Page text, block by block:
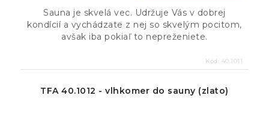
Sauna je skvelá vec. Udržuje Vás v dobrej
kondícií a vychádzate z nej so skvelým pocitom,
avšak iba pokiaľ to nepreženiete.
Kód: 40.1011
TFA 40.1012 - vlhkomer do sauny (zlato)